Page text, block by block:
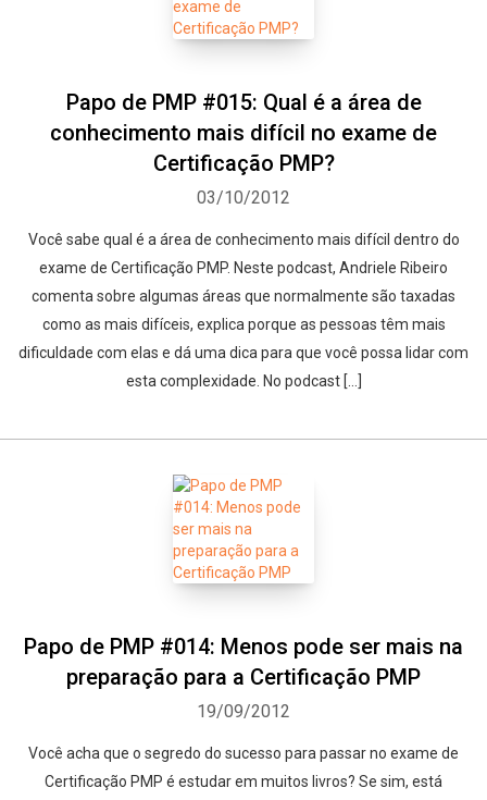
Papo de PMP #015: Qual é a área de
conhecimento mais difícil no exame de
Certificação PMP?
03/10/2012
Você sabe qual é a área de conhecimento mais difícil dentro do
exame de Certificação PMP. Neste podcast, Andriele Ribeiro
comenta sobre algumas áreas que normalmente são taxadas
como as mais difíceis, explica porque as pessoas têm mais
dificuldade com elas e dá uma dica para que você possa lidar com
esta complexidade. No podcast […]
Papo de PMP #014: Menos pode ser mais na
preparação para a Certificação PMP
19/09/2012
Você acha que o segredo do sucesso para passar no exame de
Certificação PMP é estudar em muitos livros? Se sim, está